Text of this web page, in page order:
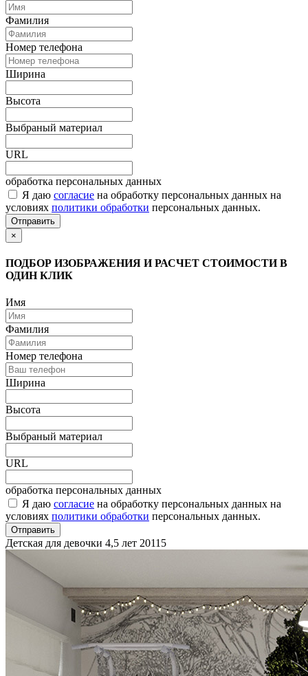
Фамилия
Номер телефона
Ширина
Высота
Выбраный материал
URL
обработка персональных данных
Я даю согласие на обработку персональных данных на
условиях политики обработки персональных данных.
Отправить
×
ПОДБОР ИЗОБРАЖЕНИЯ И РАСЧЕТ СТОИМОСТИ В
ОДИН КЛИК
Имя
Фамилия
Номер телефона
Ширина
Высота
Выбраный материал
URL
обработка персональных данных
Я даю согласие на обработку персональных данных на
условиях политики обработки персональных данных.
Отправить
Детская для девочки 4,5 лет 20115